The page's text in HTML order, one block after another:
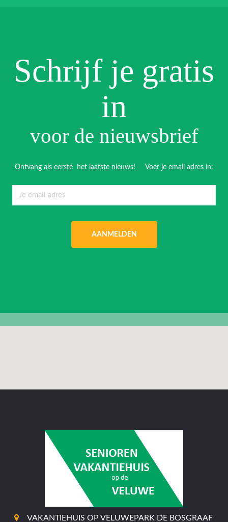
Schrijf je gratis
in
voor de nieuwsbrief
Ontvang als eerste het laatste nieuws! Voer je email adres in:
AANMELDEN
VAKANTIEHUIS OP VELUWEPARK DE BOSGRAAF